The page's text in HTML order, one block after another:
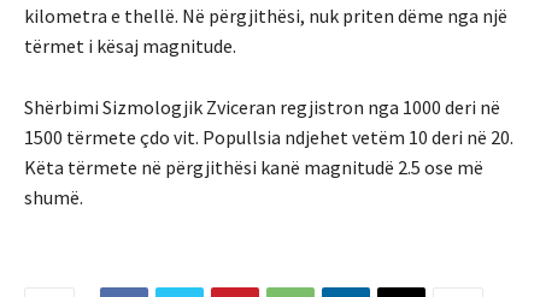
kilometra e thellë. Në përgjithësi, nuk priten dëme nga një
tërmet i kësaj magnitude.
Shërbimi Sizmologjik Zviceran regjistron nga 1000 deri në
1500 tërmete çdo vit. Popullsia ndjehet vetëm 10 deri në 20.
Këta tërmete në përgjithësi kanë magnitudë 2.5 ose më
shumë.